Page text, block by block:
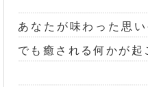
あなたが味わった思
でも癒される何かが起